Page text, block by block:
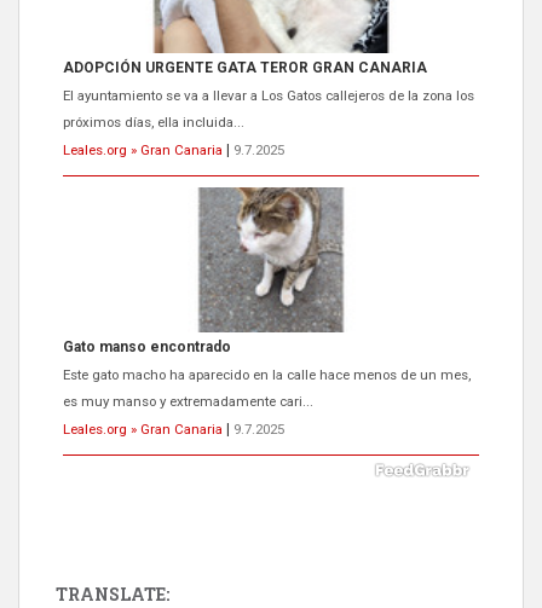
ADOPCIÓN URGENTE GATA TEROR GRAN CANARIA
El ayuntamiento se va a llevar a Los Gatos callejeros de la zona los
próximos días, ella incluida...
Leales.org » Gran Canaria
9.7.2025
Gato manso encontrado
Este gato macho ha aparecido en la calle hace menos de un mes,
es muy manso y extremadamente cari...
Leales.org » Gran Canaria
9.7.2025
TRANSLATE: